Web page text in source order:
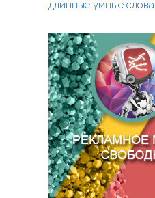
длинные умные слова